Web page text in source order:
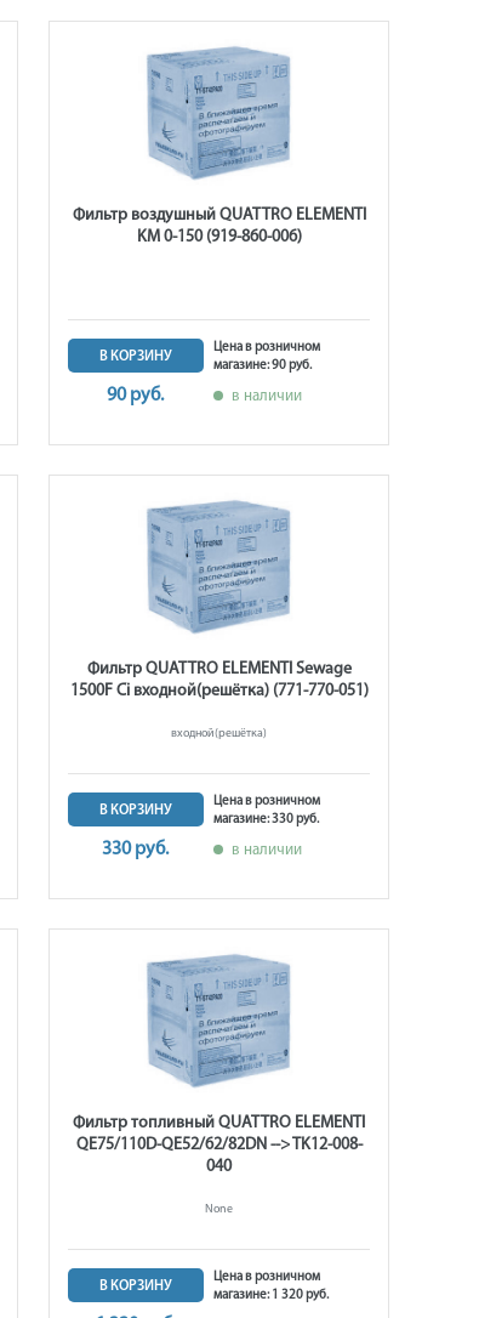
Фильтр воздушный QUATTRO ELEMENTI
KM 0-150 (919-860-006)
В КОРЗИНУ
90 руб.
Цена в розничном
магазине: 90 руб.
в наличии
Фильтр QUATTRO ELEMENTI Sewage
1500F Ci входной(решётка) (771-770-051)
входной(решётка)
В КОРЗИНУ
330 руб.
Цена в розничном
магазине: 330 руб.
в наличии
Фильтр топливный QUATTRO ELEMENTI
QE75/110D-QE52/62/82DN --> TK12-008-
040
None
В КОРЗИНУ
Цена в розничном
магазине: 1 320 руб.